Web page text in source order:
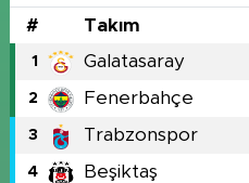
# Takım
1 Galatasaray
2 Fenerbahçe
3 Trabzonspor
4 Beşiktaş